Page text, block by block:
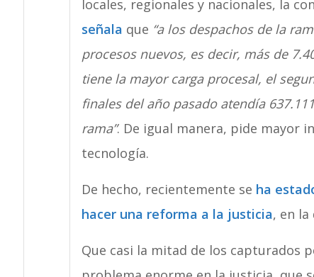
locales, regionales y nacionales, la
señala que “a los despachos de la
procesos nuevos, es decir, más de
tiene la mayor carga procesal, el
finales del año pasado atendía
rama”. De igual manera, pide mayor
tecnología.
De hecho, recientemente se ha
hacer una reforma a la justicia, en la
Que casi la mitad de los capturados